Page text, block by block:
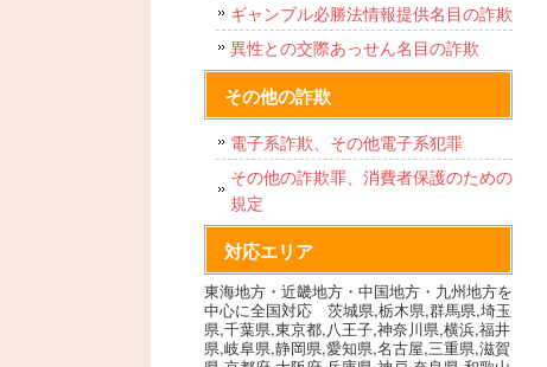
ギャンブル必勝法情報提供名目の詐欺
異性との交際あっせん名目の詐欺
その他の詐欺
電子系詐欺、その他電子系犯罪
その他の詐欺罪、消費者保護のための
規定
対応エリア
東海地方・近畿地方・中国地方・九州地方を
中心に全国対応 茨城県,栃木県,群馬県,埼玉
県,千葉県,東京都,八王子,神奈川県,横浜,福井
県,岐阜県,静岡県,愛知県,名古屋,三重県,滋賀